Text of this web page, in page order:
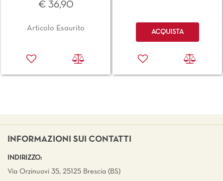
€ 36,90
Articolo Esaurito Quantità
ACQUISTA
INFORMAZIONI SUI CONTATTI
INDIRIZZO:
Via Orzinuovi 35, 25125 Brescia (BS)